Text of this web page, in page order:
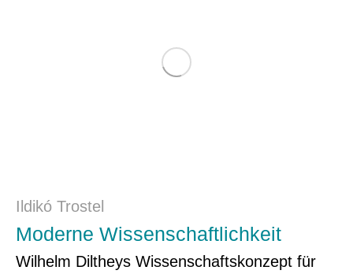
Ildikó Trostel
Moderne Wissenschaftlichkeit
Wilhelm Diltheys Wissenschaftskonzept für